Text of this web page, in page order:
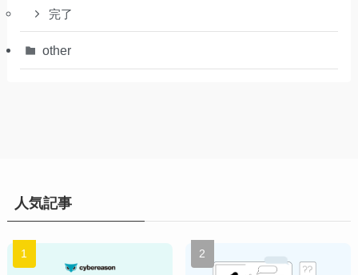
完了
other
人気記事